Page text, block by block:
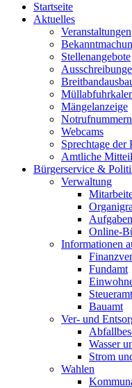
Startseite
Aktuelles
Veranstaltungen
Stellenangebote
Mängelanzeige
Notrufnummern
Webcams
Sprechtage der
Amtliche
Bürgerservice &
Verwaltung
Aufgaben
Online-
Informationen
Fundamt
Steueramt
Bauamt
Ver- und
Wasser
Strom
Wahlen